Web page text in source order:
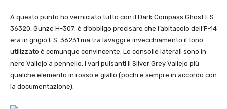
A questo punto ho verniciato tutto con il Dark Compass Ghost F.S.
36320, Gunze H-307; è d’obbligo precisare che l’abitacolo dell’F-14
era in grigio F.S. 36231 ma tra lavaggi e invecchiamento il tono
utilizzato è comunque convincente. Le consolle laterali sono in
nero Vallejo a pennello, i vari pulsanti il Silver Grey Vallejo più
qualche elemento in rosso e giallo (pochi e sempre in accordo con
la documentazione).